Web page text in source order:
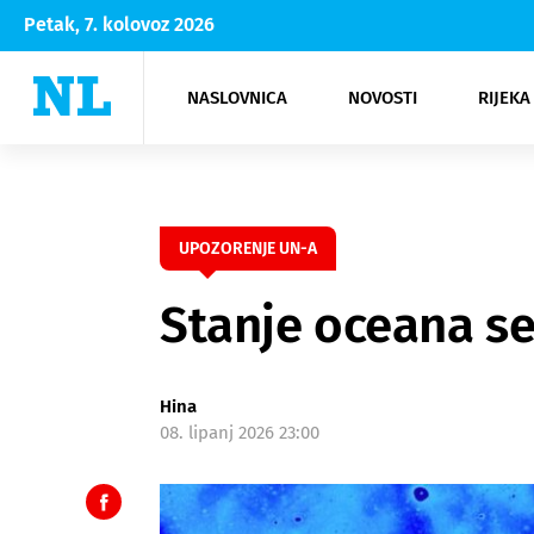
Petak, 7. kolovoz 2026
NASLOVNICA NOVOSTI
Rijeka Opatija
NK
Moda
Kultura
UPOZORENJE UN-A
Stanje oceana
Hina
08. lipanj 2026 23:00